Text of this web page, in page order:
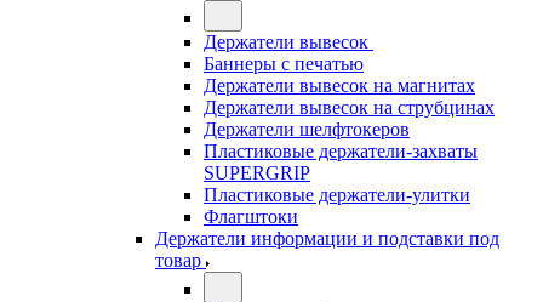
Держатели вывесок
Баннеры с печатью
Держатели вывесок на магнитах
Держатели вывесок на струбцинах
Держатели шелфтокеров
Пластиковые держатели-захваты
SUPERGRIP
Пластиковые держатели-улитки
Флагштоки
Держатели информации и подставки под
товар